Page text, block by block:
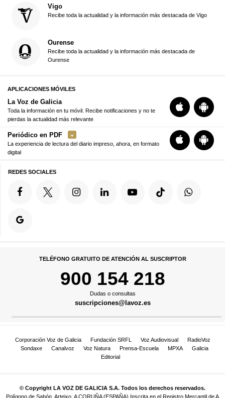
Vigo
Recibe toda la actualidad y la información más destacada de Vigo
Ourense
Recibe toda la actualidad y la información más destacada de
Ourense
APLICACIONES MÓVILES
La Voz de Galicia
Toda la información en tu móvil. Recibe notificaciones y no te
pierdas la actualidad más relevante
Periódico en PDF
La experiencia de lectura del diario impreso, ahora, en formato
digital
REDES SOCIALES
TELÉFONO GRATUITO DE ATENCIÓN AL SUSCRIPTOR
900 154 218
Dudas o consultas
suscripciones@lavoz.es
Corporación Voz de Galicia Fundación SRFL Voz Audiovisual
RadioVoz
Sondaxe
Canalvoz Voz Natura Prensa-Escuela MPXA
Galicia
Editorial
© Copyright LA VOZ DE GALICIA S.A. Todos los derechos reservados.
Polígono de Sabón, Arteixo, A CORUÑA (ESPAÑA) Inscrita en el Registro Mercantil de A